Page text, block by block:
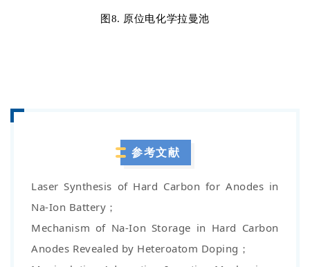
图8. 原位电化学拉曼池
参考文献
Laser Synthesis of Hard Carbon for Anodes in
Na-Ion Battery；
Mechanism of Na-Ion Storage in Hard Carbon
Anodes Revealed by Heteroatom Doping ；